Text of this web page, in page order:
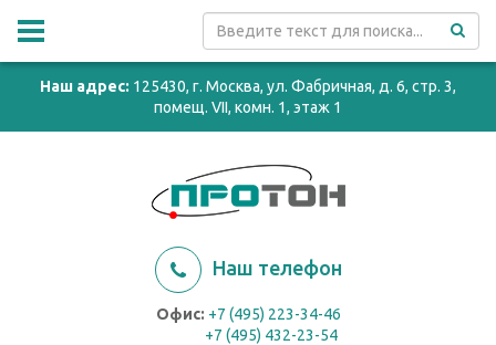
Наш адрес: 125430, г. Москва, ул. Фабричная, д. 6, стр. 3,
помещ. VII, комн. 1, этаж 1
Наш телефон
Офис: +7 (495) 223-34-46
+7 (495) 432-23-54